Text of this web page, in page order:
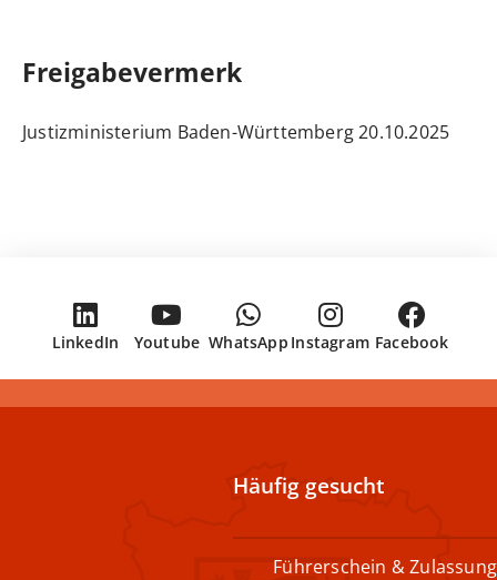
Freigabevermerk
20.10.2025 Justizministerium Baden-Württemberg
Facebook
Instagram
WhatsApp
Youtube
LinkedIn
Häufig gesucht
Führerschein & Zulassung